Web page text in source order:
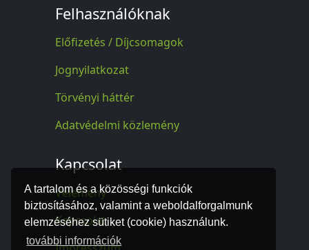
A tartalom és a közösségi funkciók
biztosításához, valamint a weboldalforgalmunk
elemzéséhez sütiket (cookie) használunk.
további információk
Felhasználóknak
Előfizetés / Díjcsomagok
Jognyilatkozat
Törvényi háttér
Adatvédelmi közlemény
Kapcsolat
Vélemény
Kapcsolat